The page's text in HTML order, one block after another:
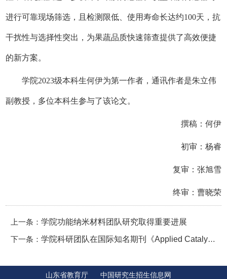
进行可靠现场筛选，且检测限低、使用寿命长达约100天，抗
干扰性与选择性突出，为果蔬品质快速筛查提供了高效便捷
的新方案。
学院2023级本科生何伊为第一作者，通讯作者是朱立伟
副教授，多位本科生参与了该论文。
撰稿：何伊
初审：杨睿
复审：张旭雪
终审：曹晓荣
上一条：学院功能纳米材料团队研究取得重要进展
下一条：学院科研团队在国际知名期刊《Applied Catalysis B: Environment and Energy》发表研究成果，揭示单原子-碳/氮缺陷协同降解乙酰氨基酚新机制
山东省教育厅 中国研究生招生信息网